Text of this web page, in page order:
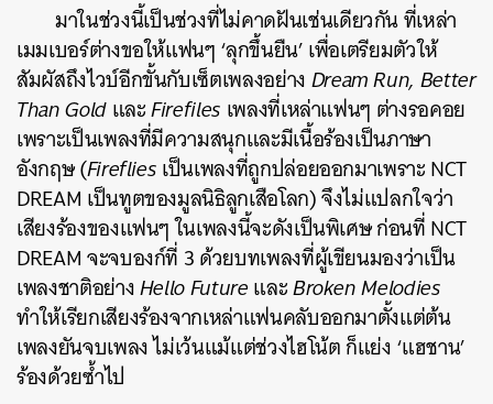
มาในช่วงนี้เป็นช่วงที่ไม่คาดฝันเช่นเดียวกัน ที่เหล่า
เมมเบอร์ต่างขอให้แฟนๆ ‘ลุกขึ้นยืน’ เพื่อเตรียมตัวให้
สัมผัสถึงไวบ์อีกขั้นกับเซ็ตเพลงอย่างDream Run, Better
Than GoldและFirefiles เพลงที่เหล่าแฟนๆ ต่างรอคอย
เพราะเป็นเพลงที่มีความสนุกและมีเนื้อร้องเป็นภาษา
อังกฤษ (Firefliesเป็นเพลงที่ถูกปล่อยออกมาเพราะ NCT
DREAM เป็นทูตของมูลนิธิลูกเสือโลก) จึงไม่แปลกใจว่า
เสียงร้องของแฟนๆ ในเพลงนี้จะดังเป็นพิเศษ ก่อนที่ NCT
DREAM จะจบองก์ที่ 3 ด้วยบทเพลงที่ผู้เขียนมองว่าเป็น
เพลงชาติอย่างHello FutureและBroken Melodies
ทำให้เรียกเสียงร้องจากเหล่าแฟนคลับออกมาตั้งแต่ต้น
เพลงยันจบเพลง ไม่เว้นแม้แต่ช่วงไฮโน้ต ก็แย่ง ‘แฮชาน’
ร้องด้วยซ้ำไป